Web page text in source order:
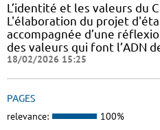
L’identité et les valeurs du
L'élaboration du projet
accompagnée d’une
des valeurs qui font l’ADN
18/02/2026 15:25
PAGES
relevance: 100%